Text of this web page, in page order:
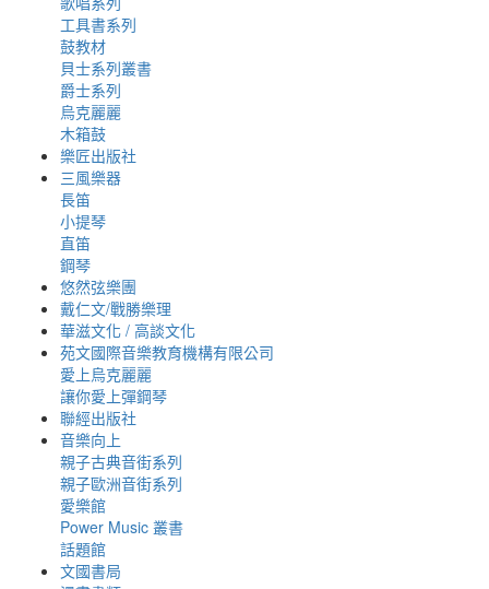
工具書系列
鼓教材
貝士系列叢書
爵士系列
烏克麗麗
木箱鼓
樂匠出版社
三風樂器
長笛
小提琴
直笛
鋼琴
悠然弦樂團
戴仁文/戰勝樂理
華滋文化 / 高談文化
苑文國際音樂教育機構有限公司
愛上烏克麗麗
讓你愛上彈鋼琴
聯經出版社
音樂向上
親子古典音街系列
親子歐洲音街系列
愛樂館
Power Music 叢書
話題館
文國書局